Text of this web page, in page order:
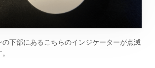
下部にあるこちらのインジケーターが点滅